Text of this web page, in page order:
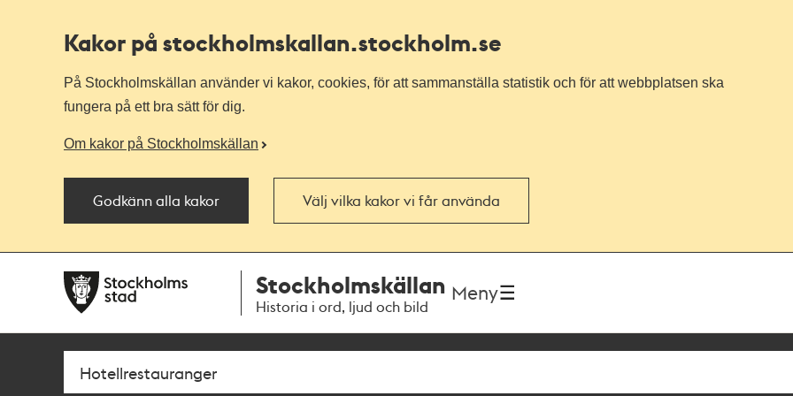
Kakor på stockholmskallan.stockholm.se
På Stockholmskällan använder vi kakor, cookies, för att sammanställa statistik och för att webbplatsen ska
fungera på ett bra sätt för dig.
Om kakor på Stockholmskällan
Godkänn alla kakor Välj vilka kakor vi får använda
navigationen
huvudinnehållet
Stockholmskällan
Historia i ord, ljud och bild
Meny
Sök